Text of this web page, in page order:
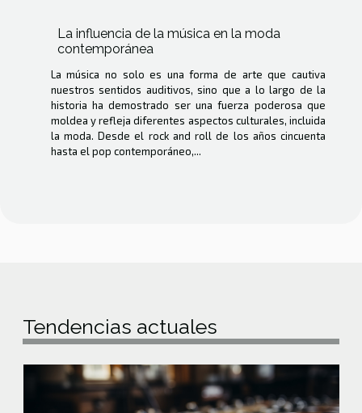
La influencia de la música en la moda
contemporánea
La música no solo es una forma de arte que cautiva
nuestros sentidos auditivos, sino que a lo largo de la
historia ha demostrado ser una fuerza poderosa que
moldea y refleja diferentes aspectos culturales, incluida
la moda. Desde el rock and roll de los años cincuenta
hasta el pop contemporáneo,...
Tendencias actuales